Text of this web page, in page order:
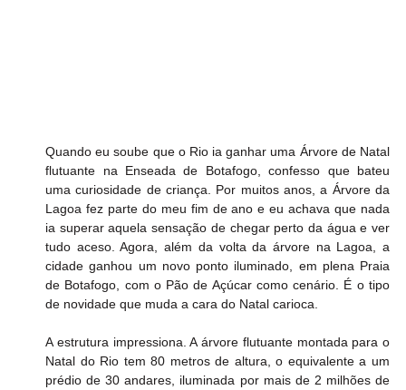
Quando eu soube que o Rio ia ganhar uma Árvore de Natal
flutuante na Enseada de Botafogo, confesso que bateu
uma curiosidade de criança. Por muitos anos, a Árvore da
Lagoa fez parte do meu fim de ano e eu achava que nada
ia superar aquela sensação de chegar perto da água e ver
tudo aceso. Agora, além da volta da árvore na Lagoa, a
cidade ganhou um novo ponto iluminado, em plena Praia
de Botafogo, com o Pão de Açúcar como cenário. É o tipo
de novidade que muda a cara do Natal carioca.
A estrutura impressiona. A árvore flutuante montada para o
Natal do Rio tem 80 metros de altura, o equivalente a um
prédio de 30 andares, iluminada por mais de 2 milhões de